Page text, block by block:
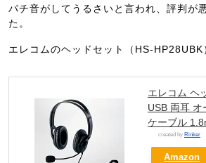
パチ音がしてうるさいと言われ、評判が
た。
エレコムのヘッドセット（HS-HP28UBK
エレコム ヘ
USB 両耳 オ
ケーブル
created by Rinker
Amazon